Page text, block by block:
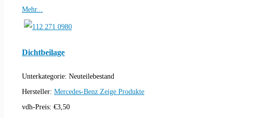
Mehr...
Dichtbeilage
Unterkategorie: Neuteilebestand
Hersteller: Mercedes-Benz Zeige Produkte
vdh-Preis: €3,50